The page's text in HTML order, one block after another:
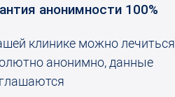
анонимности 100%
клинике можно лечиться
анонимно, данные